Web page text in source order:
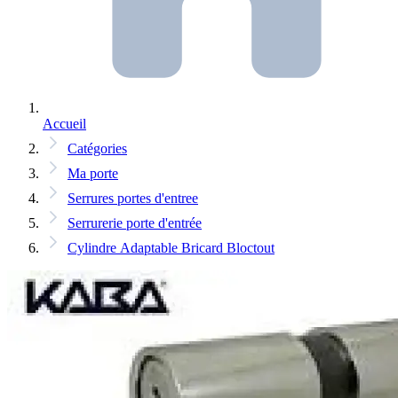
Accueil
Catégories
Ma porte
Serrures portes d'entree
Serrurerie porte d'entrée
Cylindre Adaptable Bricard Bloctout